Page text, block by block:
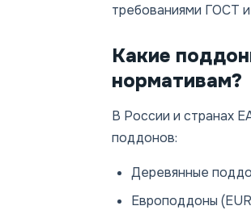
требованиями ГОСТ
Какие
нормативам?
В России и странах
поддонов:
Деревянные
Европоддоны